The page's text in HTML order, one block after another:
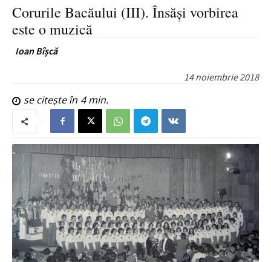
Corurile Bacăului (III). Însăși vorbirea
este o muzică
Ioan Bîșcă
14 noiembrie 2018
se citește în 4min.